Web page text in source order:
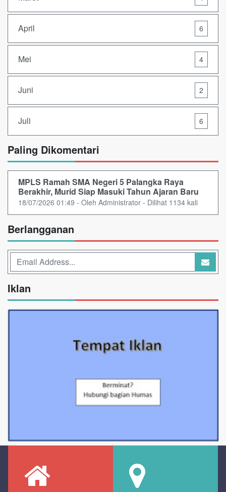
April 6
Mei 4
Juni 2
Juli 6
Paling Dikomentari
MPLS Ramah SMA Negeri 5 Palangka Raya
Berakhir, Murid Siap Masuki Tahun Ajaran Baru
18/07/2026 01:49 - Oleh Administrator - Dilihat 1134 kali
Berlangganan
Iklan